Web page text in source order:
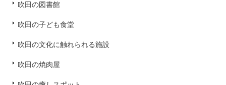
吹田の図書館
吹田の子ども食堂
吹田の文化に触れられる施設
吹田の焼肉屋